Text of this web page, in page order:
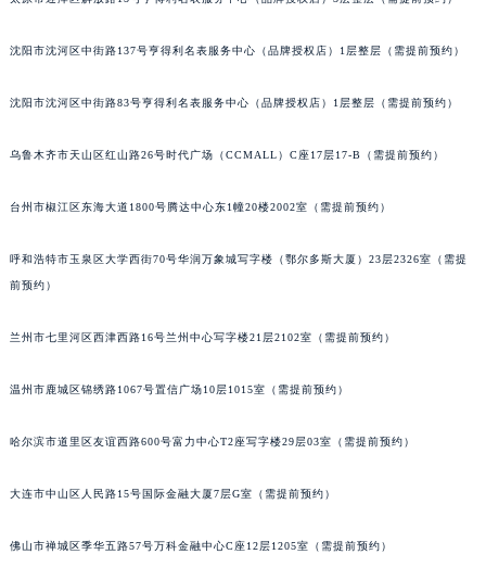
沈阳市沈河区中街路137号亨得利名表服务中心（品牌授权店）1层整层（需提前预约）
沈阳市沈河区中街路83号亨得利名表服务中心（品牌授权店）1层整层（需提前预约）
乌鲁木齐市天山区红山路26号时代广场（CCMALL）C座17层17-B（需提前预约）
台州市椒江区东海大道1800号腾达中心东1幢20楼2002室（需提前预约）
呼和浩特市玉泉区大学西街70号华润万象城写字楼（鄂尔多斯大厦）23层2326室（需提
前预约）
兰州市七里河区西津西路16号兰州中心写字楼21层2102室（需提前预约）
温州市鹿城区锦绣路1067号置信广场10层1015室（需提前预约）
哈尔滨市道里区友谊西路600号富力中心T2座写字楼29层03室（需提前预约）
大连市中山区人民路15号国际金融大厦7层G室（需提前预约）
佛山市禅城区季华五路57号万科金融中心C座12层1205室（需提前预约）